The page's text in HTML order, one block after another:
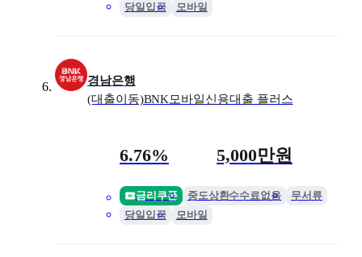
당일입금
모바일
경남은행
(대출이동)BNK모바일신용대출 플러스
금리6.76%
최대 한도 5,000만원
금리쿠폰 중도상환수수료없음
무서류
당일입금
모바일